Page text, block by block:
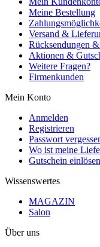
Meine Bestellung
Versand &
Rücksendungen
Aktionen &
Weitere Fragen?
Firmenkunden
Mein Konto
Anmelden
Registrieren
Passwort
Wo ist meine
Gutschein einlösen
Wissenswertes
MAGAZIN
Salon
Über uns